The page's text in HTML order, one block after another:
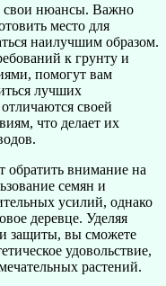
свои нюансы. Важно
место для
наилучшим образом.
к грунту и
помогут вам
лучших
своей
что делает их
обратить внимание на
семян и
усилий, однако
деревце. Уделяя
защиты, вы сможете
удовольствие,
растений.